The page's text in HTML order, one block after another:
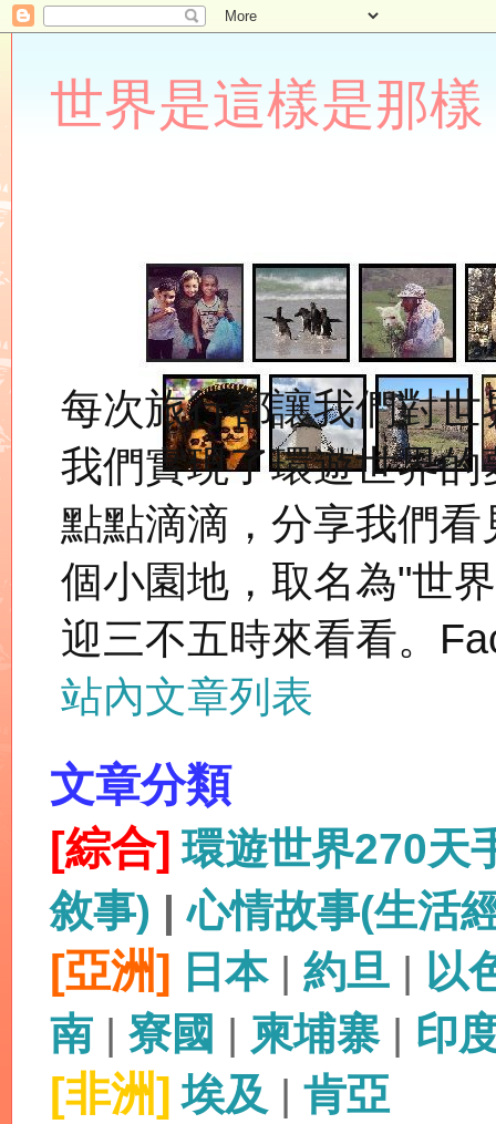
世界是這樣是那樣
每次旅行都讓我們對
我們實現了環遊世界
點點滴滴，分享我們
個小園地，取名為"世
迎三不五時來看看。
站內文章列表
文章分類
[綜合] 環遊世界270天
敘事) |心情故事(生活
[亞洲] 日本| 約旦 | 以
南 | 寮國 | 柬埔寨| 印
[非洲] 埃及 | 肯亞